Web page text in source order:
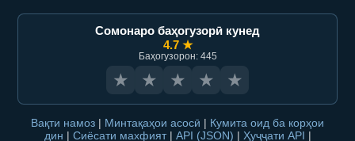
Сомонаро баҳогузорӣ кунед
4.7 ★
Баҳогузорон: 445
★ ★ ★ ★ ★
Вақти намоз | Минтақаҳои асосӣ | Кумита оид ба корҳои
дин | Сиёсати махфият | API (JSON) | Ҳуҷҷати API |